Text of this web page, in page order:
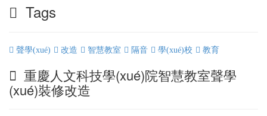
Tags
聲學(xué) 改造 智慧教室 隔音 學(xué)校 教育
重慶人文科技學(xué)院智慧教室聲學
(xué)裝修改造